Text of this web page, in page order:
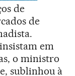
de
de
em
o ministro
sublinhou à